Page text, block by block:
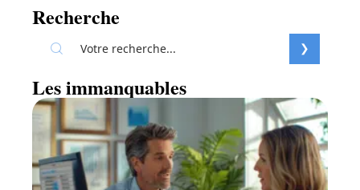
Recherche
Les immanquables